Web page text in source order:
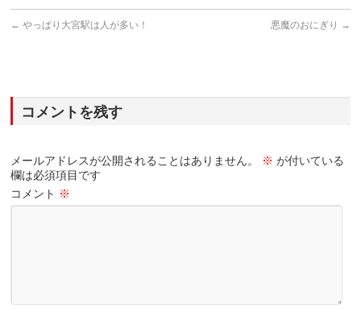
← やっぱり大宮駅は人が多い！ 悪魔のおにぎり →
コメントを残す
メールアドレスが公開されることはありません。 ※ が付いている
欄は必須項目です
コメント ※